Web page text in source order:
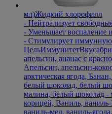
мл)Жидкий хлорофилл
- Нейтрализует
- Уменьшает воспаление
- Стимулирует иммунную
ЦельИммунитетВкус
апельсин, ананас с
Апельсин, апельсин-
арктическая ягода,
белый шоколад, белый
малина, белый шоколад -
корицей, Ваниль,
ваниль-мед, ваниль-